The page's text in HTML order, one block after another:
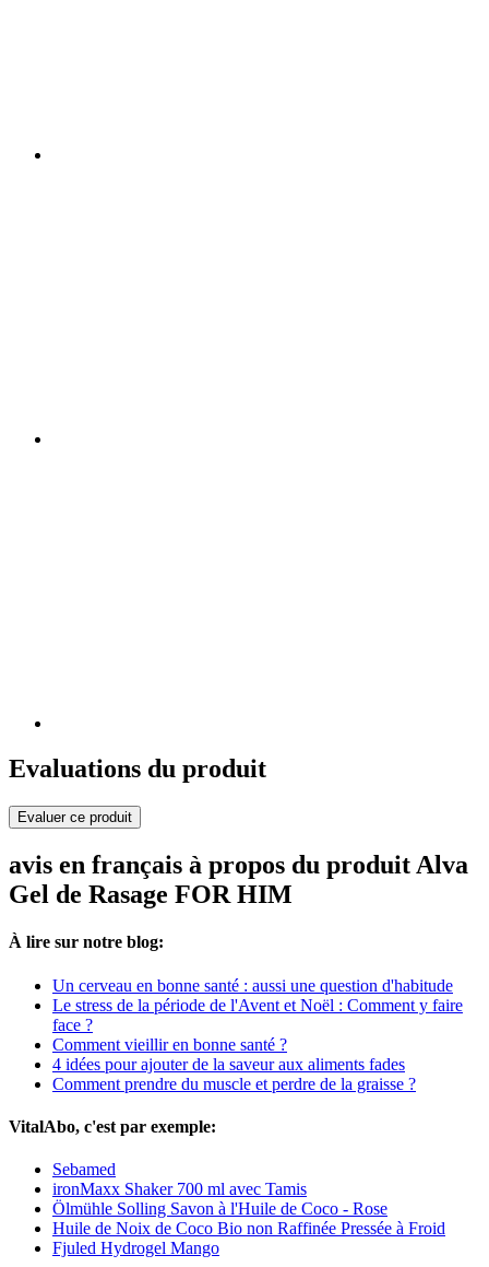
Evaluations du produit
Evaluer ce produit
avis en français à propos du produit Alva
Gel de Rasage FOR HIM
À lire sur notre blog:
Un cerveau en bonne santé : aussi une question d'habitude
Le stress de la période de l'Avent et Noël : Comment y faire
face ?
Comment vieillir en bonne santé ?
4 idées pour ajouter de la saveur aux aliments fades
Comment prendre du muscle et perdre de la graisse ?
VitalAbo, c'est par exemple:
Sebamed
ironMaxx Shaker 700 ml avec Tamis
Ölmühle Solling Savon à l'Huile de Coco - Rose
Huile de Noix de Coco Bio non Raffinée Pressée à Froid
Fjuled Hydrogel Mango